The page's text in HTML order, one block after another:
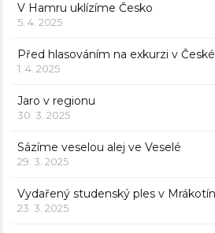
V Hamru uklízíme Česko
5. 4. 2025
Před hlasováním na exkurzi v
1. 4. 2025
Jaro v regionu
30. 3. 2025
Sázíme veselou alej ve Veselé
29. 3. 2025
Vydařený studenský ples v
23. 3. 2025